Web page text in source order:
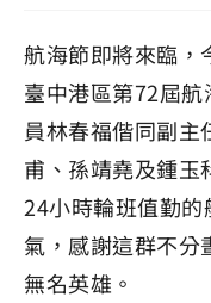
航海節即將來臨，
臺中港區第72屆
員林春福偕同副主
甫、孫靖堯及鍾玉
24小時輪班值勤
氣，感謝這群不分
無名英雄。